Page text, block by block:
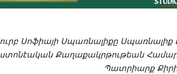
Սոֆիայի Սպառնալիքը Սպառնալիք
Քաղաքակրթութեան
Պատրիարք